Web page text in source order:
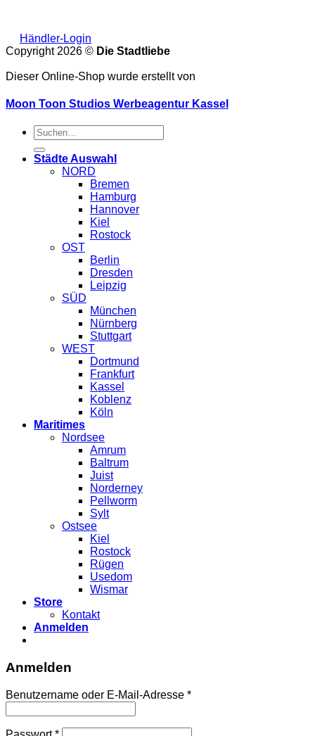
Händler-Login
Copyright 2026 © Die Stadtliebe
Dieser Online-Shop wurde erstellt von
Moon Toon Studios Werbeagentur Kassel
Suche
nach:
Städte Auswahl
NORD
Bremen
Hamburg
Hannover
Kiel
Rostock
OST
Berlin
Dresden
Leipzig
SÜD
München
Nürnberg
Stuttgart
WEST
Dortmund
Frankfurt
Kassel
Koblenz
Köln
Maritimes
Nordsee
Amrum
Baltrum
Juist
Norderney
Pellworm
Sylt
Ostsee
Kiel
Rostock
Rügen
Usedom
Wismar
Store
Kontakt
Anmelden
Anmelden
Benutzername oder E-Mail-Adresse *